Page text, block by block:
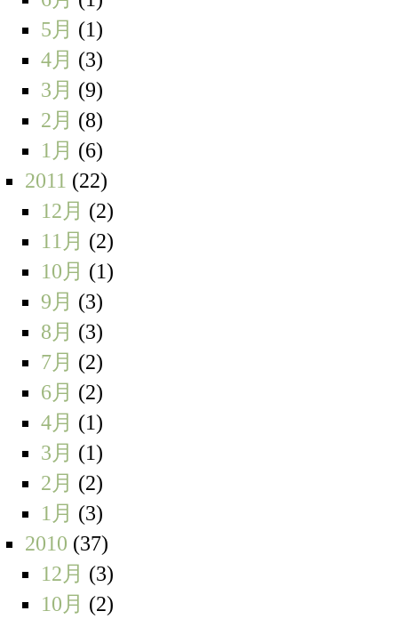
5月 (1)
4月 (3)
3月 (9)
2月 (8)
1月 (6)
2011 (22)
12月 (2)
11月 (2)
10月 (1)
9月 (3)
8月 (3)
7月 (2)
6月 (2)
4月 (1)
3月 (1)
2月 (2)
1月 (3)
2010 (37)
12月 (3)
10月 (2)